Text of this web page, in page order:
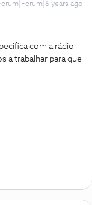
years ago
com a rádio
a trabalhar para que